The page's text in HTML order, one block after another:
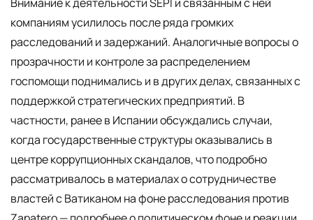
компаниям усилилось после ряда громких
расследований и задержаний. Аналогичные вопросы о
прозрачности и контроле за распределением
госпомощи поднимались и в других делах, связанных с
поддержкой стратегических предприятий. В
частности, ранее в Испании обсуждались случаи,
когда государственные структуры оказывались в
центре коррупционных скандалов, что подробно
рассматривалось в материалах о сотрудничестве
властей с Ватиканом на фоне расследования против